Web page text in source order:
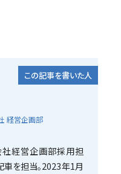
この記事を書いた人
経営企画部
社経営企画部採用担
車を担当。2023年1月